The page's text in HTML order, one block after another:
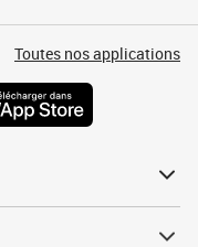
Toutes nos applications